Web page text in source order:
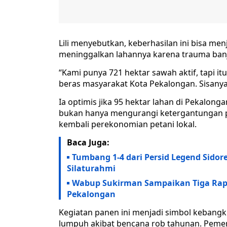
Lili menyebutkan, keberhasilan ini bisa
meninggalkan lahannya karena trauma
“Kami punya 721 hektar sawah aktif, tapi
beras masyarakat Kota Pekalongan.
Ia optimis jika 95 hektar lahan di
bukan hanya mengurangi
kembali perekonomian petani lokal.
Baca Juga:
Tumbang 1-4 dari Persid Legend
Silaturahmi
Wabup Sukirman Sampaikan Tiga
Pekalongan
Kegiatan panen ini menjadi simbol
lumpuh akibat bencana rob tahunan.